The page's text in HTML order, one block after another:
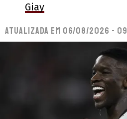
Giay
Atualizada em 06/08/2026 -